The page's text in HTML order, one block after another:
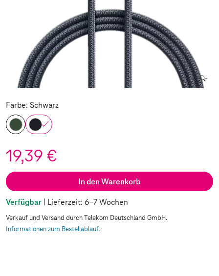
Farbe: Schwarz
19,39 €
In den Warenkorb
Verfügbar | Lieferzeit: 6-7 Wochen
Verkauf und Versand durch Telekom Deutschland GmbH.
Informationen zum Bestellablauf.